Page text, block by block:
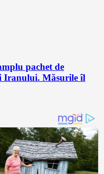
pachet de
Iranului. Măsurile îl